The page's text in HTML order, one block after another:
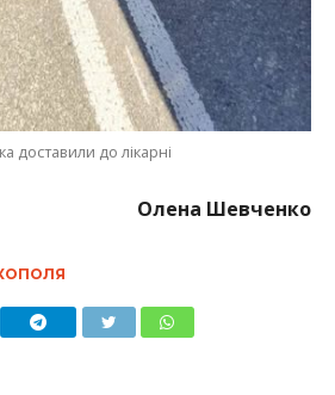
доставили до лікарні
Олена Шевченко